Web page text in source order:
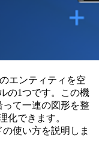
のエンティティを空
の1つです。この機
て一連の図形を整
化できます。
使い方を説明しま